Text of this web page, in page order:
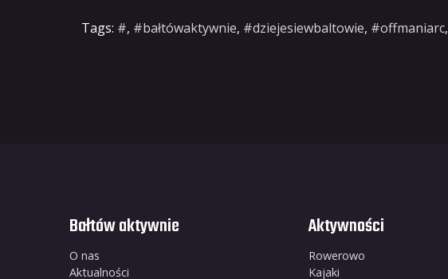
Tags: #, #bałtówaktywnie, #dziejesiewbaltowie, #offmaniarc,
Bałtów aktywnie
O nas
Aktualności
Aktywności
Rowerowo
Kajaki